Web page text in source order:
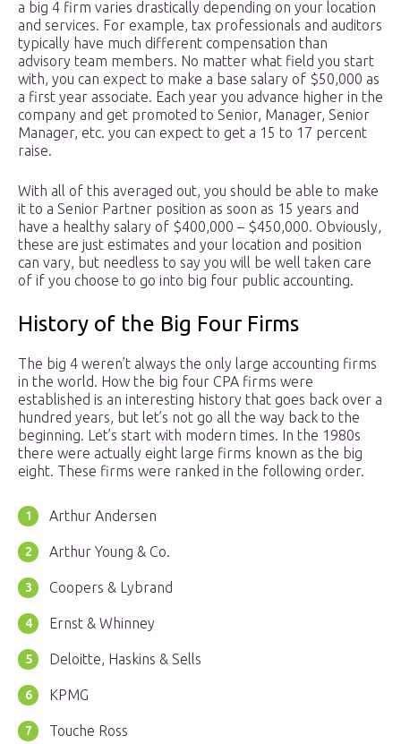
a big 4 firm varies drastically depending on your location
and services. For example, tax professionals and auditors
typically have much different compensation than
advisory team members. No matter what field you start
with, you can expect to make a base salary of $50,000 as
a first year associate. Each year you advance higher in the
company and get promoted to Senior, Manager, Senior
Manager, etc. you can expect to get a 15 to 17 percent
raise.
With all of this averaged out, you should be able to make
it to a Senior Partner position as soon as 15 years and
have a healthy salary of $400,000 – $450,000. Obviously,
these are just estimates and your location and position
can vary, but needless to say you will be well taken care
of if you choose to go into big four public accounting.
History of the Big Four Firms
The big 4 weren’t always the only large accounting firms
in the world. How the big four CPA firms were
established is an interesting history that goes back over a
hundred years, but let’s not go all the way back to the
beginning. Let’s start with modern times. In the 1980s
there were actually eight large firms known as the big
eight. These firms were ranked in the following order.
Arthur Andersen
Arthur Young & Co.
Coopers & Lybrand
Ernst & Whinney
Deloitte, Haskins & Sells
KPMG
Touche Ross